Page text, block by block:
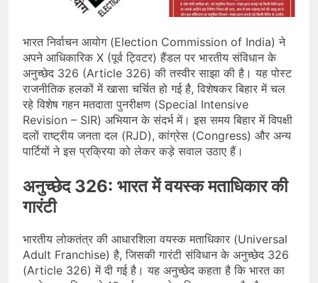
भारत ने 39 पदकों के साथ अभियान चौथे
स्थान पर समाप्त किया
स्वतंत्रता दिवस से पहले देशभर में ‘हर घर
तिरंगा’ अभियान और सांस्कृतिक कार्यक्रमों की
तैयारियाँ तेज़
August 7, 2026
IMD ने कई राज्यों में भारी बारिश और बाढ़ की
चेतावनी जारी की, उत्तर भारत और पूर्वोत्तर में
हाई अलर्ट
August 7, 2026
भारत निर्वाचन आयोग (Election Commission of India) ने
अपने आधिकारिक X (पूर्व ट्विटर) हैंडल पर भारतीय संविधान के
अनुच्छेद 326 (Article 326) की तस्वीर साझा की है। यह पोस्ट
राजनीतिक हलकों में खासा चर्चित हो गई है, विशेषकर बिहार में चल
रहे विशेष गहन मतदाता पुनरीक्षण (Special Intensive
Revision – SIR) अभियान के संदर्भ में। इस समय बिहार में विपक्षी
दलों राष्ट्रीय जनता दल (RJD), कांग्रेस (Congress) और अन्य
पार्टियों ने इस प्रक्रिया को लेकर कड़े सवाल उठाए हैं।
अनुच्छेद 326: भारत में वयस्क मताधिकार की
गारंटी
भारतीय लोकतंत्र की आधारशिला वयस्क मताधिकार (Universal
Adult Franchise) है, जिसकी गारंटी संविधान के अनुच्छेद 326
(Article 326) में दी गई है। यह अनुच्छेद कहता है कि भारत का